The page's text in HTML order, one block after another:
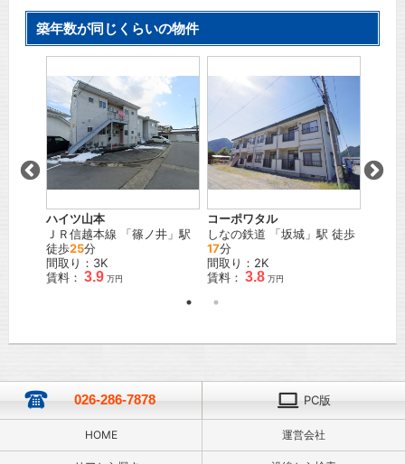
築年数が同じくらいの物件
ハイツ山本
ＪＲ信越本線 「篠ノ井 」駅
徒歩25分
間取り：3K
賃料： 3.9 万円
コーポワタル
しなの鉄道 「坂城 」駅 徒歩
17分
間取り：2K
賃料： 3.8 万円
026-286-7878 PC版
HOME 運営会社